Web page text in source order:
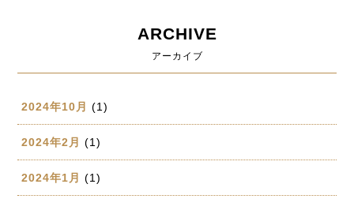
ARCHIVE
アーカイブ
2024年10月 (1)
2024年2月 (1)
2024年1月 (1)